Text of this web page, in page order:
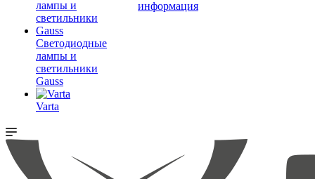
Светодиодные
лампы и
светильники
Gauss
Varta
информация